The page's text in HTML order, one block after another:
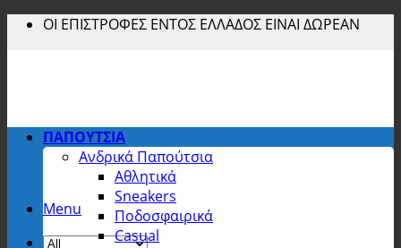
Skip ΟΙ ΕΠΙΣΤΡΟΦΕΣ ΕΝΤΟΣ ΕΛΛΑΔΟΣ ΕΙΝΑΙ ΔΩΡΕΑΝ
Menu
ΠΑΠΟΥΤΣΙΑ
Ανδρικά Παπούτσια
Αθλητικά
Sneakers
Ποδοσφαιρικά
Casual